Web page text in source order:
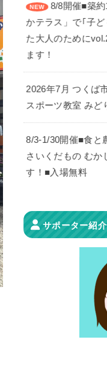
8/8開催■築
かテラス」で｢子
た大人のために
ます！
2026年7月 つくば
スポーツ教室 みど
8/3-1/30開催■食と
さいくだもの むか
す！■入場無料
サポーター紹介